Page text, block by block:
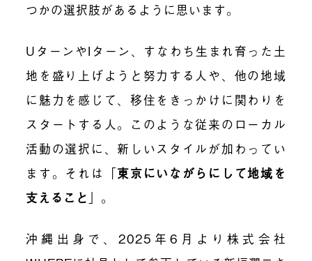
つかの選択肢があるように思います。
UターンやIターン、すなわち生まれ育った土
地を盛り上げようと努力する人や、他の地域
に魅力を感じて、移住をきっかけに関わりを
スタートする人。このような従来のローカル
活動の選択に、新しいスタイルが加わってい
ます。それは「東京にいながらにして地域を
支えること 」。
沖縄出身で、2025年6月より株式会社